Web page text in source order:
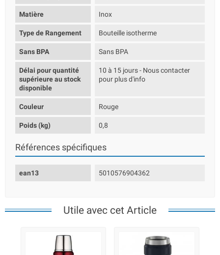
Matière Inox
Type de Rangement Bouteille isotherme
Sans BPA Sans BPA
Délai pour quantité
supérieure au stock
disponible
10 à 15 jours - Nous contacter
pour plus d'info
Couleur Rouge
Poids (kg) 0,8
Références spécifiques
ean13 5010576904362
Utile avec cet Article